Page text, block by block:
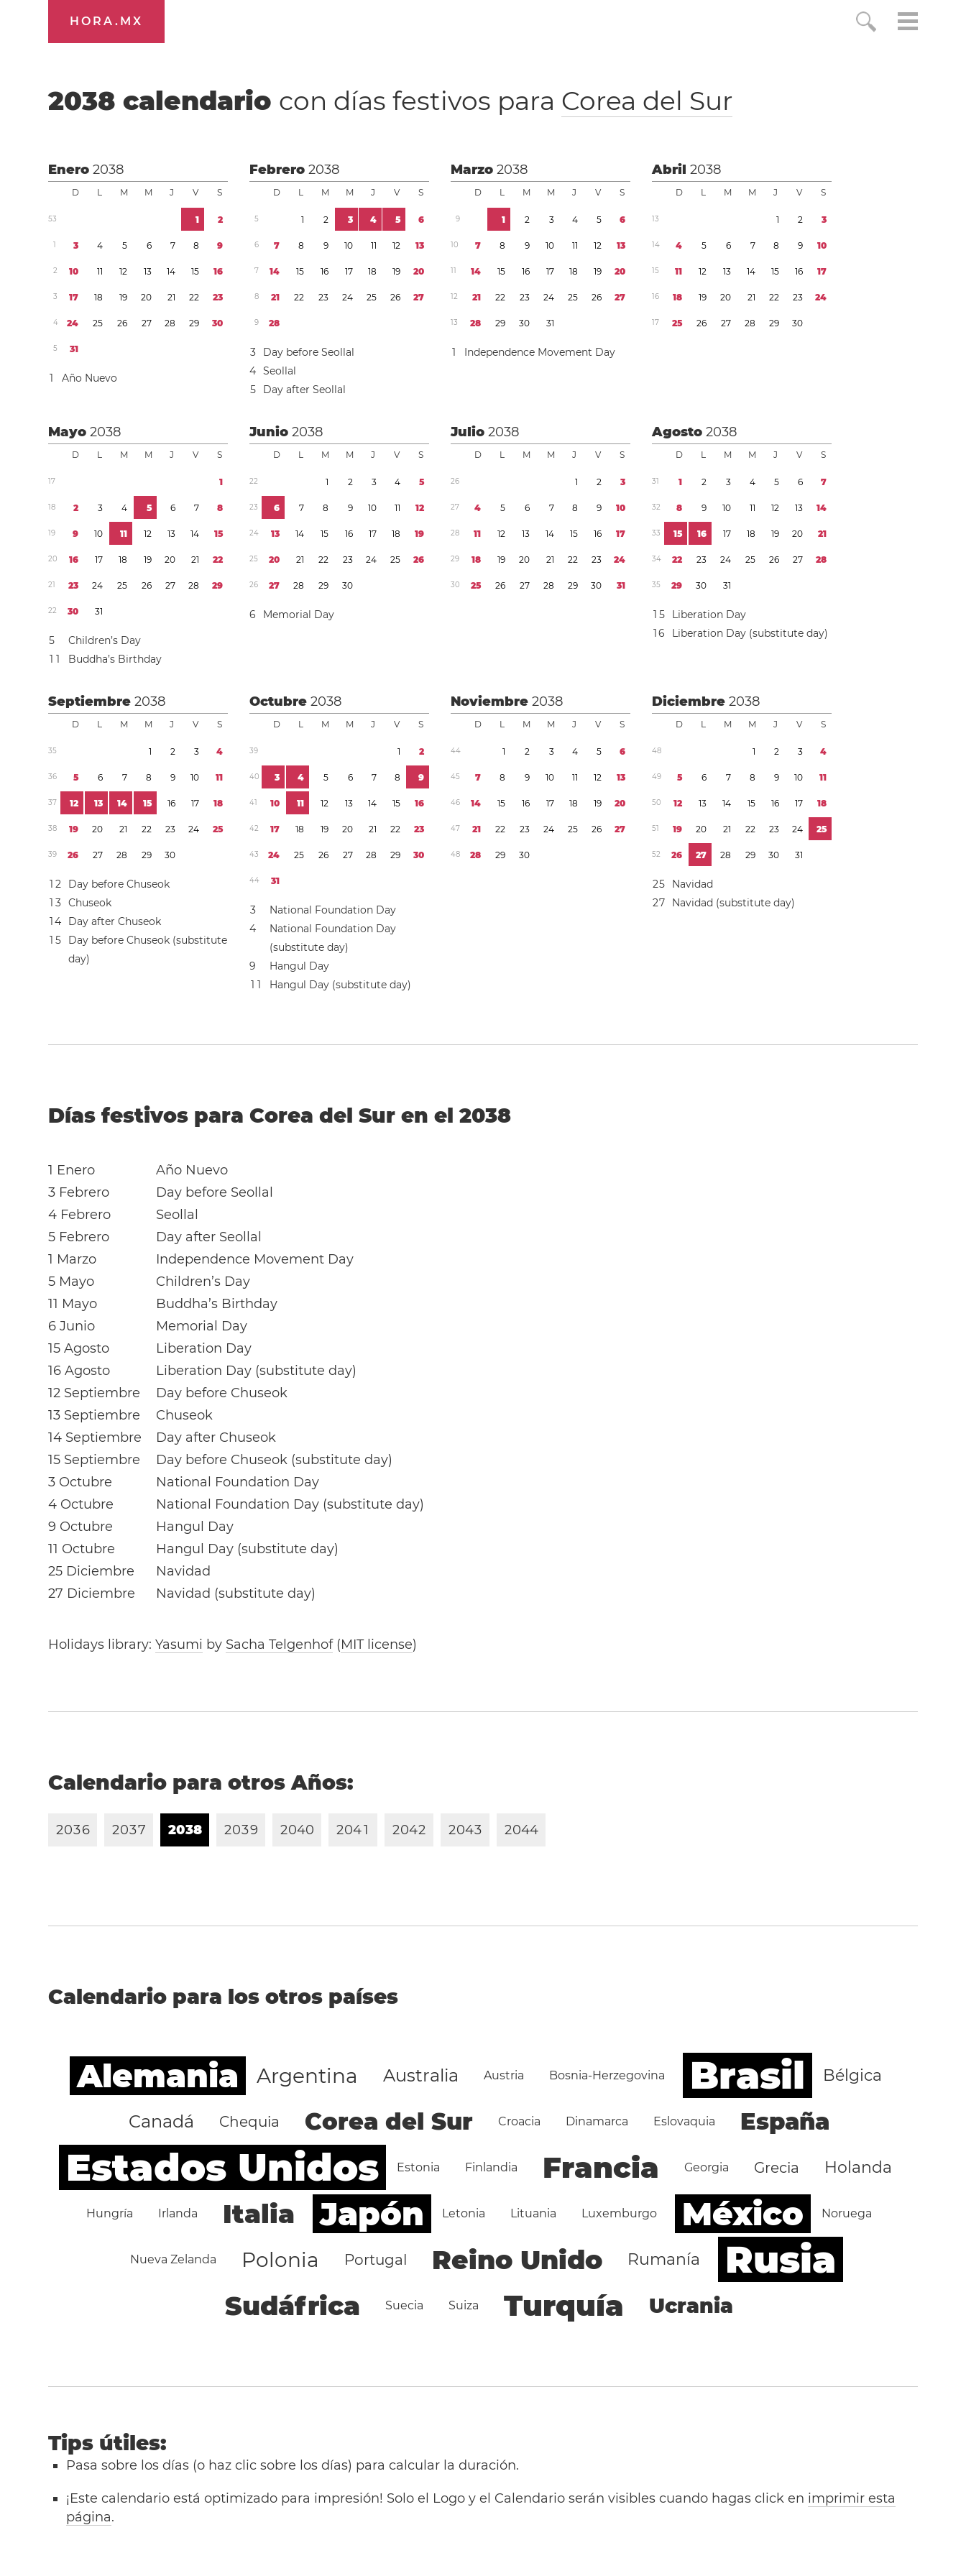
HORA.MX
2038 calendario con días festivos para Corea del Sur
Enero2038
D L M M J V S
53 1 2
1 3 4 5 6 7 8 9
2 10 11 12 13 14 15 16
3 17 18 19 20 21 22 23
4 24 25 26 27 28 29 30
5 31
1 Año Nuevo
Febrero2038
D L M M J V S
5 1 2 3 4 5 6
6 7 8 9 10 11 12 13
7 14 15 16 17 18 19 20
8 21 22 23 24 25 26 27
9 28
3
Day before Seollal
4 Seollal
5
Day after Seollal
Marzo2038
D L M M J V S
9 1 2 3 4 5 6
10 7 8 9 10 11 12 13
11 14 15 16 17 18 19 20
12 21 22 23 24 25 26 27
13 28 29 30 31
1 Independence Movement Day
Abril2038
D L M M J V S
13 1 2 3
14 4 5 6 7 8 9 10
15 11 12 13 14 15 16 17
16 18 19 20 21 22 23 24
17 25 26 27 28 29 30
Mayo2038
D L M M J V S
17 1
18 2 3 4 5 6 7 8
19 9 10 11 12 13 14 15
20 16 17 18 19 20 21 22
21 23 24 25 26 27 28 29
22 30 31
5
Children’s Day
1 1 Buddha’s Birthday
Junio2038
D L M M J V S
22 1 2 3 4 5
23 6 7 8 9 10 11 12
24 13 14 15 16 17 18 19
25 20 21 22 23 24 25 26
26 27 28 29 30
6 Memorial Day
Julio2038
D L M M J V S
26 1 2 3
27 4 5 6 7 8 9 10
28 11 12 13 14 15 16 17
29 18 19 20 21 22 23 24
30 25 26 27 28 29 30 31
Agosto2038
D L M M J V S
31 1 2 3 4 5 6 7
32 8 9 10 11 12 13 14
33 15 16 17 18 19 20 21
34 22 23 24 25 26 27 28
35 29 30 31
1 5
Liberation Day
16 Liberation Day (substitute day)
Septiembre2038
D L M M J V S
35 1 2 3 4
36 5 6 7 8 9 10 11
37 12 13 14 15 16 17 18
38 19 20 21 22 23 24 25
39 26 27 28 29 30
1 2
Day before Chuseok
1 3 Chuseok
14
Day after Chuseok
1 5
Day before Chuseok (substitute
day)
Octubre2038
D L M M J V S
39 1 2
40 3 4 5 6 7 8 9
41 10 11 12 13 14 15 16
42 17 18 19 20 21 22 23
43 24 25 26 27 28 29 30
44 31
3
National Foundation Day
4
National Foundation Day
(substitute day)
9
Hangul Day
1 1 Hangul Day (substitute day)
Noviembre2038
D L M M J V S
44 1 2 3 4 5 6
45 7 8 9 10 11 12 13
46 14 15 16 17 18 19 20
47 21 22 23 24 25 26 27
48 28 29 30
Diciembre2038
D L M M J V S
48 1 2 3 4
49 5 6 7 8 9 10 11
50 12 13 14 15 16 17 18
51 19 20 21 22 23 24 25
52 26 27 28 29 30 31
25
Navidad
27 Navidad (substitute day)
Días festivos para Corea del Sur en el 2038
1 Enero
Año Nuevo
3 Febrero
Day before Seollal
4 Febrero
Seollal
5 Febrero
Day after Seollal
1 Marzo
Independence Movement Day
5 Mayo
Children’s Day
11 Mayo
Buddha’s Birthday
6 Junio
Memorial Day
15 Agosto
Liberation Day
16 Agosto
Liberation Day (substitute day)
12 Septiembre
Day before Chuseok
13 Septiembre
Chuseok
14 Septiembre
Day after Chuseok
15 Septiembre
Day before Chuseok (substitute day)
3 Octubre
National Foundation Day
4 Octubre
National Foundation Day (substitute day)
9 Octubre
Hangul Day
11 Octubre
Hangul Day (substitute day)
25 Diciembre
Navidad
27 Diciembre
Navidad (substitute day)
Holidays library:Yasumi by Sacha Telgenhof(MIT license)
Calendario para otros Años:
2036 2037 2038 2039 2040 2041 2042 2043 2044
Calendario para los otros países
Alemania Argentina Australia Austria Bosnia-Herzegovina Brasil Bélgica
Canadá Chequia Corea del Sur Croacia Dinamarca Eslovaquia España
Estados Unidos Estonia Finlandia Francia Georgia Grecia Holanda
Hungría Irlanda Italia Japón Letonia Lituania Luxemburgo México Noruega
Nueva Zelanda Polonia Portugal Reino Unido Rumanía Rusia
Sudáfrica Suecia Suiza Turquía Ucrania
Tips útiles:
Pasa sobre los días (o haz clic sobre los días) para calcular la duración.
¡Este calendario está optimizado para impresión! Solo el Logo y el Calendario serán visibles cuando hagas click en imprimir esta
página.